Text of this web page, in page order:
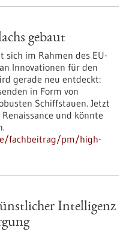
gebaut
im Rahmen des EU-
Innovationen für den
gerade neu entdeckt:
in Form von
Schiffstauen. Jetzt
und könnte
fachbeitrag/pm/high-
Intelligenz